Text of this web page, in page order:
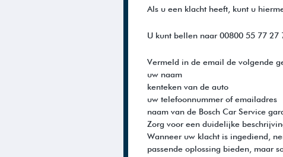
Als u een klacht heeft, kunt u
U kunt bellen naar 00800 55 77 27
Vermeld in de email de volgende
uw naam
kenteken van de auto
uw telefoonnummer of emailadres
naam van de Bosch Car Service
Zorg voor een duidelijke
Wanneer uw klacht is ingediend,
passende oplossing bieden, maar